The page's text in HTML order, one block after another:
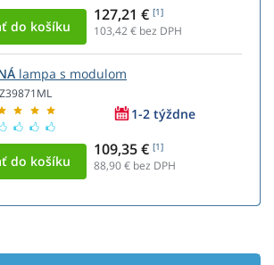
127,21 € [1]
103,42€ bez DPH
lampa s modulom
Z39871ML
1-2 týždne
109,35 € [1]
88,90€ bez DPH